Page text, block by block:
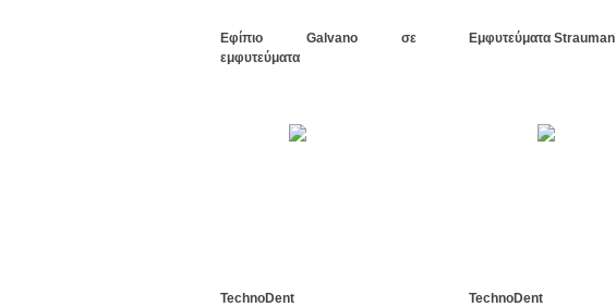
Εφίπιο Galvano σε
εμφυτεύματα
Εμφυτεύματα Strauman
TechnoDent TechnoDent